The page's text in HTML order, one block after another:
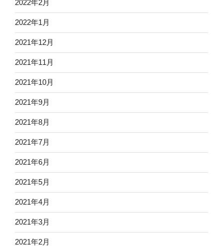
2022年2月
2022年1月
2021年12月
2021年11月
2021年10月
2021年9月
2021年8月
2021年7月
2021年6月
2021年5月
2021年4月
2021年3月
2021年2月